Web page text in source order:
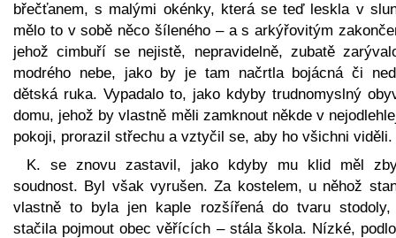
břečťanem, s malými okénky, která se teď leskla v
mělo to v sobě něco šíleného – a s arkýřovitým
jehož cimbuří se nejistě, nepravidelně, zubatě
modrého nebe, jako by je tam načrtla bojácná či
dětská ruka. Vypadalo to, jako kdyby trudnomyslný
domu, jehož by vlastně měli zamknout někde v
pokoji, prorazil střechu a vztyčil se, aby ho všichni viděli.
K. se znovu zastavil, jako kdyby mu klid měl
soudnost. Byl však vyrušen. Za kostelem, u něhož
vlastně to byla jen kaple rozšířená do tvaru stodoly,
stačila pojmout obec věřících – stála škola. Nízké,